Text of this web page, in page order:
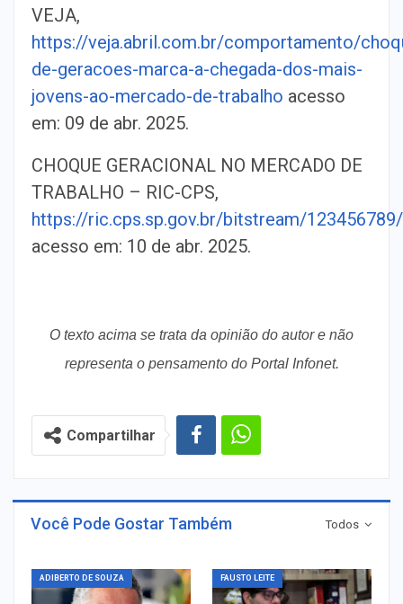
VEJA,
https://veja.abril.com.br/comportamento/
de-geracoes-marca-a-chegada-dos-mais-
jovens-ao-mercado-de-trabalho acesso
em: 09 de abr. 2025.
CHOQUE GERACIONAL NO MERCADO DE
TRABALHO – RIC-CPS,
https://ric.cps.sp.gov.br/bitstream/123456789/
acesso em: 10 de abr. 2025.
O texto acima se trata da opinião do autor e não
representa o pensamento do Portal Infonet.
Compartilhar
Todos
Você Pode Gostar Também
ADIBERTO DE SOUZA FAUSTO LEITE